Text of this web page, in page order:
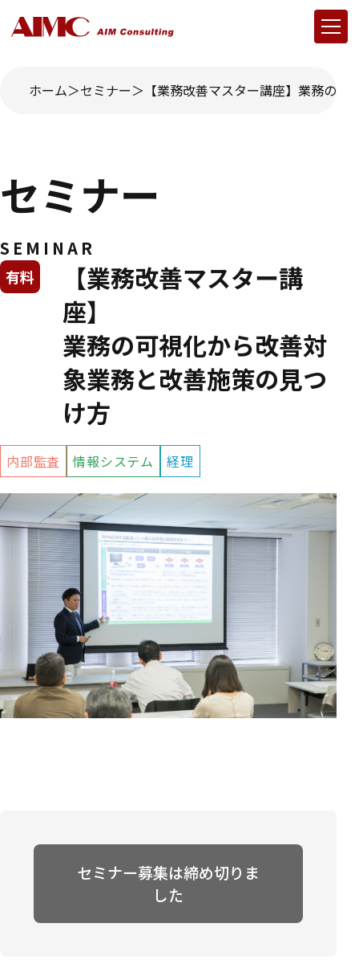
ホーム セミナー 【業務改善マスター講座】業務の
セミナー
SEMINAR
【業務改善マスター講
座】
業務の可視化から改善対
象業務と改善施策の見つ
け方
有料
内部監査 情報システム 経理
セミナー募集は締め切りま
した